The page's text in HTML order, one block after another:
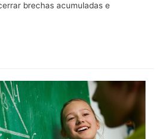
brechas acumuladas e